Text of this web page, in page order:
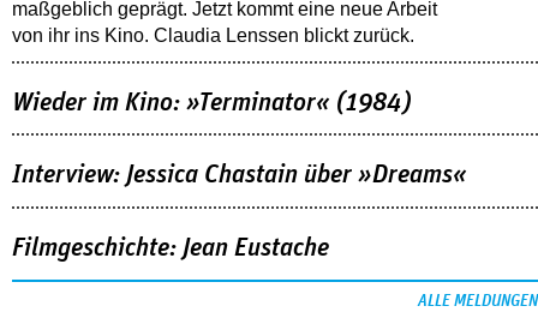
maßgeblich geprägt. Jetzt kommt eine neue Arbeit
von ihr ins Kino. Claudia Lenssen blickt zurück.
Wieder im Kino: »Terminator« (1984)
Interview: Jessica Chastain über »Dreams«
Filmgeschichte: Jean Eustache
ALLE MELDUNGEN